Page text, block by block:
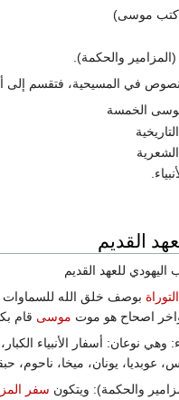
(كتب موسى)
(المزامير والحكمة).
في المسيحية، فتقسم إلى
الخمسة
القديم
اليهودي للعهد القديم
التوراة بوصف خلق الله للسماوات
اصحاح هو موت موسى قام
وهي نوعان: أسفار الأنبياء
عوبديا، يونان، ميخا، ناحوم،
والحكمة): ويتكون سفر